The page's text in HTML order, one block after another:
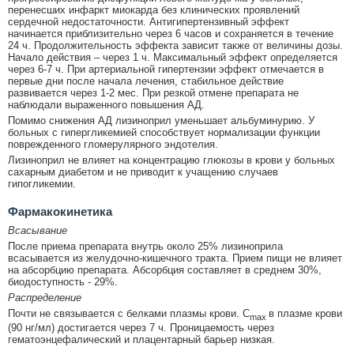
перенесших инфаркт миокарда без клинических проявлений
сердечной недостаточности. Антигипертензивный эффект
начинается приблизительно через 6 часов и сохраняется в течение
24 ч. Продолжительность эффекта зависит также от величины дозы.
Начало действия – через 1 ч. Максимальный эффект определяется
через 6-7 ч. При артериальной гипертензии эффект отмечается в
первые дни после начала лечения, стабильное действие
развивается через 1-2 мес. При резкой отмене препарата не
наблюдали выраженного повышения АД.
Помимо снижения АД лизиноприл уменьшает альбуминурию. У
больных с гипергликемией способствует нормализации функции
поврежденного гломерулярного эндотелия.
Лизиноприл не влияет на концентрацию глюкозы в крови у больных
сахарным диабетом и не приводит к учащению случаев
гипогликемии.
Фармакокинетика
Всасывание
После приема препарата внутрь около 25% лизиноприла
всасывается из желудочно-кишечного тракта. Прием пищи не влияет
на абсорбцию препарата. Абсорбция составляет в среднем 30%,
биодоступность - 29%.
Распределение
Почти не связывается с белками плазмы крови. Cmax в плазме крови
(90 нг/мл) достигается через 7 ч. Проницаемость через
гематоэнцефалический и плацентарный барьер низкая.